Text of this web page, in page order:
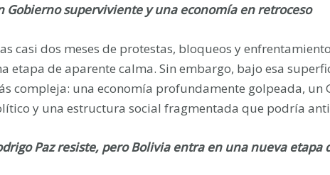
Gobierno superviviente y una economía en retroceso
casi dos meses de protestas, bloqueos y
etapa de aparente calma. Sin embargo, bajo esa
compleja: una economía profundamente golpeada, un
y una estructura social fragmentada que podría
Paz resiste, pero Bolivia entra en una nueva